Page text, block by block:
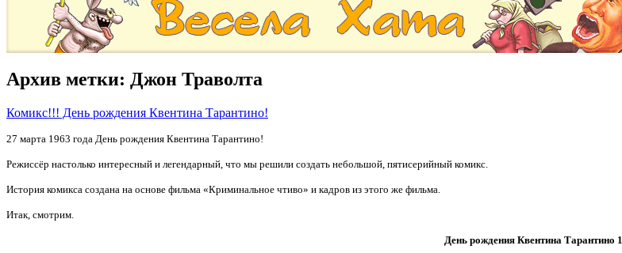
Архив метки: Джон Траволта
Комикс!!! День рождения Квентина Тарантино!
27 марта 1963 года День рождения Квентина Тарантино!
Режиссёр настолько интересный и легендарный, что мы решили создать небольшой, пятисерийный комикс.
История комикса создана на основе фильма «Криминальное чтиво» и кадров из этого же фильма.
Итак, смотрим.
День рождения Квентина Тарантино 1